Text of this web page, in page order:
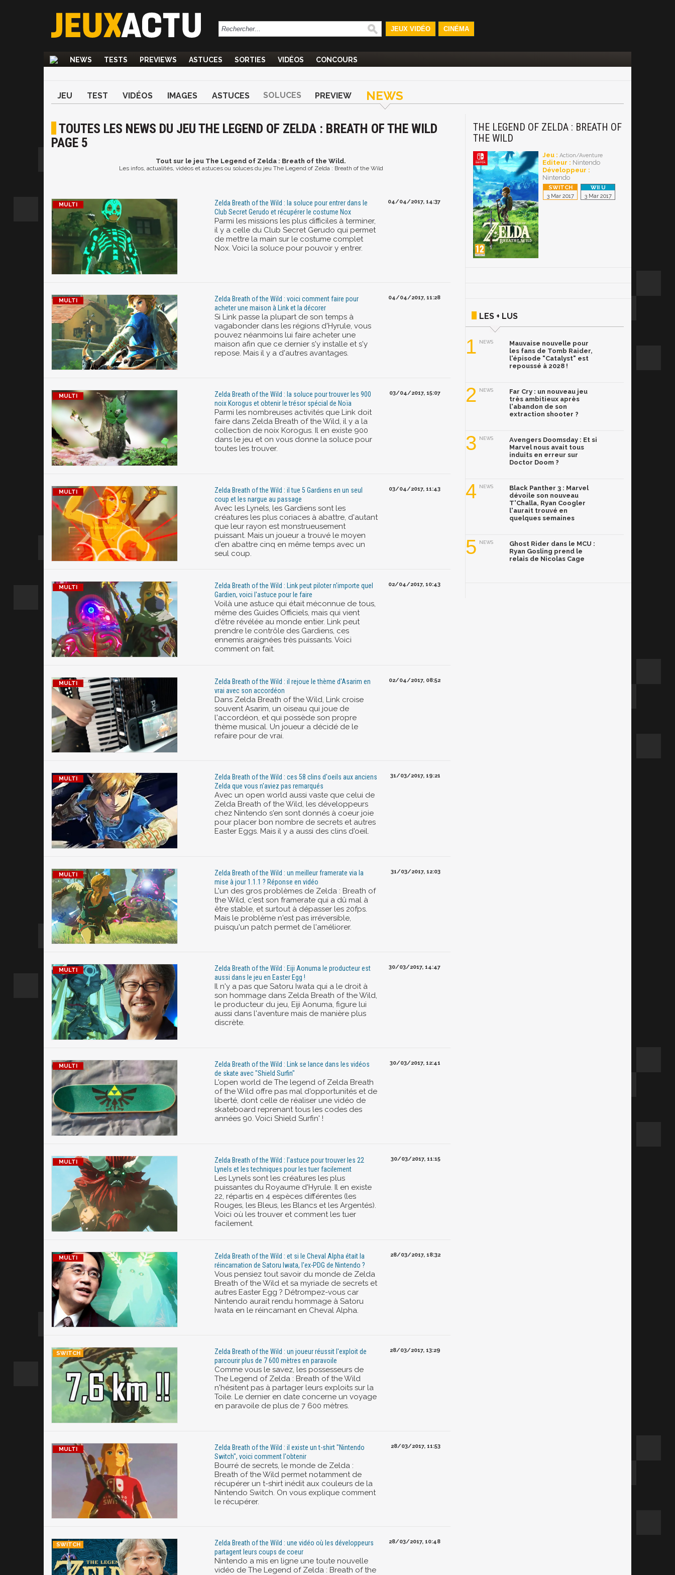
JEUX VIDÉO CINÉMA
NEWS TESTS PREVIEWS ASTUCES SORTIES VIDÉOS CONCOURS
JEU TEST VIDÉOS IMAGES ASTUCES SOLUCES PREVIEW NEWS
TOUTES LES NEWS DU JEU THE LEGEND OF ZELDA : BREATH OF THE WILD
PAGE 5
Tout sur le jeu The Legend of Zelda : Breath of the Wild.
Les infos, actualités, vidéos et astuces ou soluces du jeu The Legend of Zelda : Breath of the Wild
Zelda Breath of the Wild : la soluce pour entrer dans le
Club Secret Gerudo et récupérer le costume Nox
Parmi les missions les plus difficiles à terminer,
il y a celle du Club Secret Gerudo qui permet
de mettre la main sur le costume complet
Nox. Voici la soluce pour pouvoir y entrer.
04/04/2017, 14:37
Zelda Breath of the Wild : voici comment faire pour
acheter une maison à Link et la décorer
Si Link passe la plupart de son temps à
vagabonder dans les régions d'Hyrule, vous
pouvez néanmoins lui faire acheter une
maison afin que ce dernier s'y installe et s'y
repose. Mais il y a d'autres avantages.
04/04/2017, 11:28
Zelda Breath of the Wild : la soluce pour trouver les 900
noix Korogus et obtenir le trésor spécial de Noïa
Parmi les nombreuses activités que Link doit
faire dans Zelda Breath of the Wild, il y a la
collection de noix Korogus. Il en existe 900
dans le jeu et on vous donne la soluce pour
toutes les trouver.
03/04/2017, 15:07
Zelda Breath of the Wild : il tue 5 Gardiens en un seul
coup et les nargue au passage
Avec les Lynels, les Gardiens sont les
créatures les plus coriaces à abattre, d'autant
que leur rayon est monstrueusement
puissant. Mais un joueur a trouvé le moyen
d'en abattre cinq en même temps avec un
seul coup.
03/04/2017, 11:43
Zelda Breath of the Wild : Link peut piloter n'importe quel
Gardien, voici l'astuce pour le faire
Voilà une astuce qui était méconnue de tous,
même des Guides Officiels, mais qui vient
d'être révélée au monde entier. Link peut
prendre le contrôle des Gardiens, ces
ennemis araignées très puissants. Voici
comment on fait.
02/04/2017, 10:43
Zelda Breath of the Wild : il rejoue le thème d'Asarim en
vrai avec son accordéon
Dans Zelda Breath of the Wild, Link croise
souvent Asarim, un oiseau qui joue de
l'accordéon, et qui possède son propre
thème musical. Un joueur a décidé de le
refaire pour de vrai.
02/04/2017, 08:52
Zelda Breath of the Wild : ces 58 clins d'oeils aux anciens
Zelda que vous n'aviez pas remarqués
Avec un open world aussi vaste que celui de
Zelda Breath of the Wild, les développeurs
chez Nintendo s'en sont donnés à coeur joie
pour placer bon nombre de secrets et autres
Easter Eggs. Mais il y a aussi des clins d'oeil.
31/03/2017, 19:21
Zelda Breath of the Wild : un meilleur framerate via la
mise à jour 1.1.1 ? Réponse en vidéo
L'un des gros problèmes de Zelda : Breath of
the Wild, c'est son framerate qui a dû mal à
être stable, et surtout à dépasser les 20fps.
Mais le problème n'est pas irréversible,
puisqu'un patch permet de l'améliorer.
31/03/2017, 12:03
Zelda Breath of the Wild : Eiji Aonuma le producteur est
aussi dans le jeu en Easter Egg !
Il n'y a pas que Satoru Iwata qui a le droit à
son hommage dans Zelda Breath of the Wild,
le producteur du jeu, Eiji Aonuma, figure lui
aussi dans l'aventure mais de manière plus
discrète.
30/03/2017, 14:47
Zelda Breath of the Wild : Link se lance dans les vidéos
de skate avec "Shield Surfin"
L'open world de The legend of Zelda Breath
of the Wild offre pas mal d'opportunités et de
liberté, dont celle de réaliser une vidéo de
skateboard reprenant tous les codes des
années 90. Voici Shield Surfin' !
30/03/2017, 12:41
Zelda Breath of the Wild : l'astuce pour trouver les 22
Lynels et les techniques pour les tuer facilement
Les Lynels sont les créatures les plus
puissantes du Royaume d'Hyrule. Il en existe
22, répartis en 4 espèces différentes (les
Rouges, les Bleus, les Blancs et les Argentés).
Voici où les trouver et comment les tuer
facilement.
30/03/2017, 11:15
Zelda Breath of the Wild : et si le Cheval Alpha était la
réincarnation de Satoru Iwata, l'ex-PDG de Nintendo ?
Vous pensiez tout savoir du monde de Zelda
Breath of the Wild et sa myriade de secrets et
autres Easter Egg ? Détrompez-vous car
Nintendo aurait rendu hommage à Satoru
Iwata en le réincarnant en Cheval Alpha.
28/03/2017, 18:32
Zelda Breath of the Wild : un joueur réussit l'exploit de
parcourir plus de 7 600 mètres en paravoile
Comme vous le savez, les possesseurs de
The Legend of Zelda : Breath of the Wild
n'hésitent pas à partager leurs exploits sur la
Toile. Le dernier en date concerne un voyage
en paravoile de plus de 7 600 mètres.
28/03/2017, 13:29
Zelda Breath of the Wild : il existe un t-shirt "Nintendo
Switch", voici comment l'obtenir
Bourré de secrets, le monde de Zelda :
Breath of the Wild permet notamment de
récupérer un t-shirt inédit aux couleurs de la
Nintendo Switch. On vous explique comment
le récupérer.
28/03/2017, 11:53
Zelda Breath of the Wild : une vidéo où les développeurs
partagent leurs coups de coeur
Nintendo a mis en ligne une toute nouvelle
vidéo de The Legend of Zelda : Breath of the
28/03/2017, 10:48
THE LEGEND OF ZELDA : BREATH OF
THE WILD
Jeu : Action/Aventure
Editeur : Nintendo
Développeur :
Nintendo
3 Mar 2017 3 Mar 2017
LES + LUS
1 NEWS
Mauvaise nouvelle pour
les fans de Tomb Raider,
l'épisode "Catalyst" est
repoussé à 2028 !
2 NEWS
Far Cry : un nouveau jeu
très ambitieux après
l'abandon de son
extraction shooter ?
3 NEWS
Avengers Doomsday : Et si
Marvel nous avait tous
induits en erreur sur
Doctor Doom ?
4 NEWS
Black Panther 3 : Marvel
dévoile son nouveau
T'Challa, Ryan Coogler
l'aurait trouvé en
quelques semaines
5 NEWS
Ghost Rider dans le MCU :
Ryan Gosling prend le
relais de Nicolas Cage